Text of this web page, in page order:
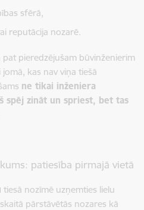
sfērā,
reputācija nozarē.
pieredzējušam būvinženierim
kas nav viņa tiešā
ne tikai inženiera
spēj zināt un spriest, bet tas
patiesība pirmajā vietā
tiesā nozīmē uzņemties lielu
pārstāvētās nozares kā